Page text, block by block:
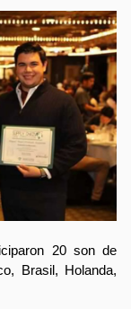
20 son de
Brasil, Holanda,